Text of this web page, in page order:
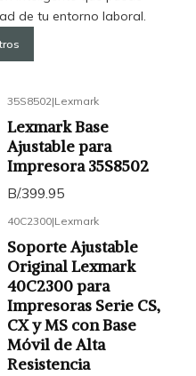
de tu entorno laboral.
35S8502|Lexmark
Lexmark Base
Ajustable para
Impresora 35S8502
B/.399.95
40C2300|Lexmark
Soporte Ajustable
Original Lexmark
40C2300 para
Impresoras Serie CS,
CX y MS con Base
Móvil de Alta
Resistencia